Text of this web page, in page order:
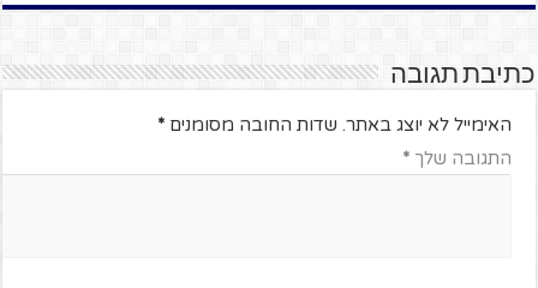
כתיבת תגובה
האימייל לא יוצג באתר. שדות החובה מסומנים*
התגובה שלך*